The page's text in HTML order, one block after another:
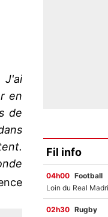
J'ai
en
de
Fil info
04h00 Football
02h30 Rugby